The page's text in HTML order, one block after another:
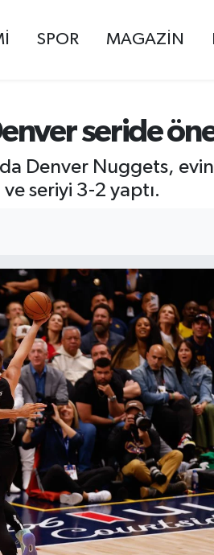
SPOR MAGAZİN
seride
Denver Nuggets,
seriyi 3-2 yaptı.